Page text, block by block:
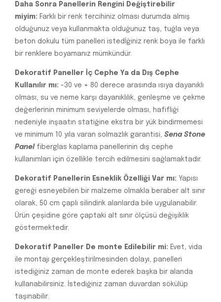
Daha Sonra Panellerin Rengini Değiştirebilir
miyim: Farklı bir renk tercihiniz olması durumda almış
olduğunuz veya kullanmakta olduğunuz taş, tuğla veya
beton dokulu tüm panelleri istedİğiniz renk boya ile farklı
bir renklere boyamanız mümkündür.
Dekoratif Paneller İç Cephe Ya da Dış Cephe
Kullanılır mı: -30 ve + 80 derece arasında ısıya dayanıklı
olması, su ve neme karşı dayanıklılık, genleşme ve çekme
değerlerinin minimum seviyelerde olması, hafifliği
nedeniyle inşaatın statiğine ekstra bir yük bindirmemesi
ve minimum 10 yıla varan solmazlık garantisi, Sena Stone
Panelfiberglas kaplama panellerinin dış cephe
kullanımları için özellikle tercih edilmesini sağlamaktadır.
Dekoratif Panellerin Esneklik Özelliği Var mı: Yapısı
gereği esneyebilen bir malzeme olmakla beraber alt sınır
olarak, 50 cm çaplı silindirik alanlarda bile uygulanabilir.
Ürün çeşidine göre çaptaki alt sınır ölçüsü değişiklik
göstermektedir.
Dekoratif Paneller De monte Edilebilir mi: Evet, vida
ile montajı gerçekleştirilmesinden dolayı, panelleri
istediğiniz zaman de monte ederek başka bir alanda
kullanabilirsiniz. İstediğiniz zaman duvardan sökülüp
taşınabilir.